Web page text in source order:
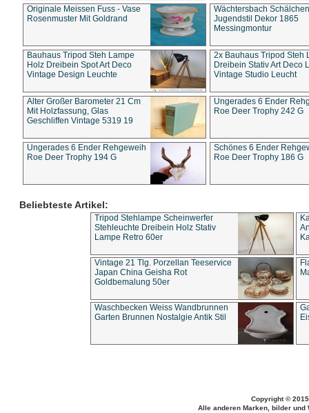
Originale Meissen Fuss - Vase
Rosenmuster Mit Goldrand
Wächtersbach Schälchen
Jugendstil Dekor 1865
Messingmontur
Bauhaus Tripod Steh Lampe
Holz Dreibein Spot Art Deco
Vintage Design Leuchte
2x Bauhaus Tripod Steh
Dreibein Stativ Art Deco
Vintage Studio Leucht
Alter Großer Barometer 21 Cm
Mit Holzfassung, Glas
Geschliffen Vintage 5319 19
Ungerades 6 Ender
Roe Deer Trophy 242 G
Ungerades 6 Ender Rehgeweih
Roe Deer Trophy 194 G
Schönes 6 Ender
Roe Deer Trophy 186 G
Beliebteste Artikel:
Tripod Stehlampe Scheinwerfer
Stehleuchte Dreibein Holz Stativ
Lampe Retro 60er
Vintage 21 Tlg. Porzellan Teeservice
Japan China Geisha Rot
Goldbemalung 50er
Waschbecken Weiss Wandbrunnen
Garten Brunnen Nostalgie Antik Stil
Copyright ©
Alle anderen Marken, bilder und